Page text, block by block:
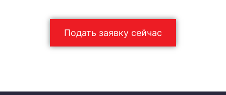
Подать заявку сейчас